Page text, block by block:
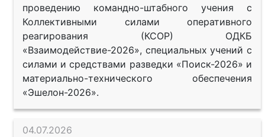
проведению командно-штабного учения с
Коллективными силами оперативного
реагирования (КСОР) ОДКБ
«Взаимодействие-2026», специальных учений с
силами и средствами разведки «Поиск-2026» и
материально-технического обеспечения
«Эшелон-2026».
04.07.2026